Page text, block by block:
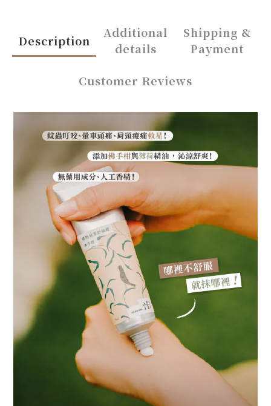
Description
Additional
details
Shipping &
Payment
Customer Reviews